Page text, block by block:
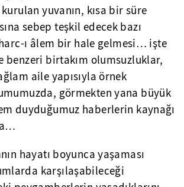
yuvanın, kısa bir süre
sebep teşkil edecek bazı
ı âlem bir hale gelmesi… işte
benzeri birtakım olumsuzluklar,
aile yapısıyla örnek
görmekten yana büyük
duyduğumuz haberlerin kaynağı
hayatı boyunca yaşaması
karşılaşabileceği